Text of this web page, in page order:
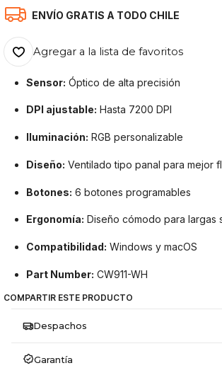
ENVÍO GRATIS A TODO CHILE
Agregar a la lista de favoritos
Sensor: Óptico de alta precisión
DPI ajustable: Hasta 7200 DPI
Iluminación: RGB personalizable
Diseño: Ventilado tipo panal para mejor
Botones: 6 botones programables
Ergonomía: Diseño cómodo para largas
Compatibilidad: Windows y macOS
Part Number: CW911-WH
COMPARTIR ESTE PRODUCTO
Despachos
Garantía